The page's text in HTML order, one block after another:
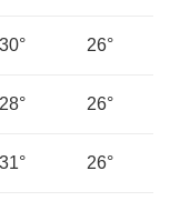
30° 26°
28° 26°
31° 26°